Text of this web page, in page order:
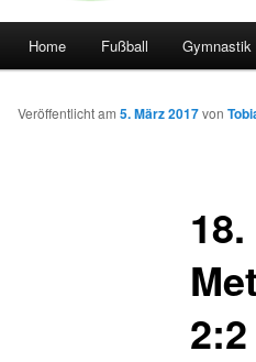
Zum
Inhalt
Zum
sekundären
Home Fußball Gymnastik
Veröffentlicht am5. März 2017von